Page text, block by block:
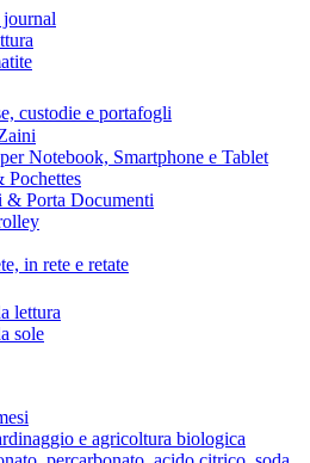
custodie e portafogli
Notebook, Smartphone e Tablet
Pochettes
& Porta Documenti
in rete e retate
lettura
sole
e agricoltura biologica